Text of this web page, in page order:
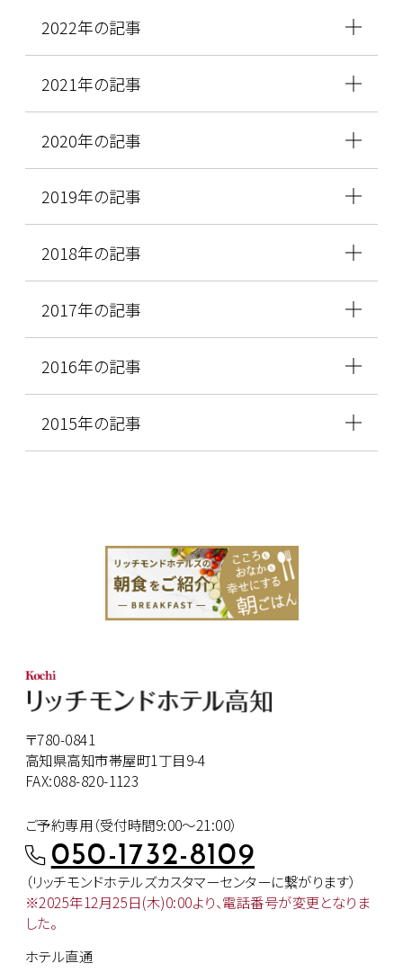
2022年の記事
2021年の記事
2020年の記事
2019年の記事
2018年の記事
2017年の記事
2016年の記事
2015年の記事
〒780-0841
高知県高知市帯屋町1丁目9-4
FAX:088-820-1123
ご予約専用（受付時間9:00～21:00）
050-1732-8109
（リッチモンドホテルズカスタマーセンターに繋がります）
※2025年12月25日(木)0:00より、電話番号が変更となりま
した。
ホテル直通